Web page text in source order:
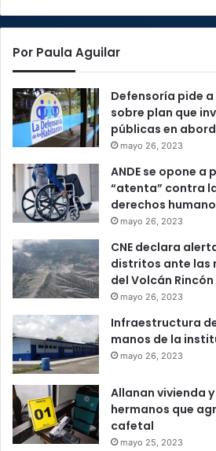
Por Paula Aguilar
Defensoría pide
sobre plan que
públicas en
mayo 26, 2023
ANDE se opone a
“atenta” contra
derechos
mayo 26, 2023
CNE declara
distritos ante las
del Volcán
mayo 26, 2023
Infraestructura
manos de la
mayo 26, 2023
Allanan vivienda
hermanos que
cafetal
mayo 25, 2023